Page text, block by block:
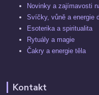
Novinky a zajímavosti
Svíčky, vůně a energie
Esoterika a spiritualita
Rytuály a magie
Čakry a energie těla
Kontakt